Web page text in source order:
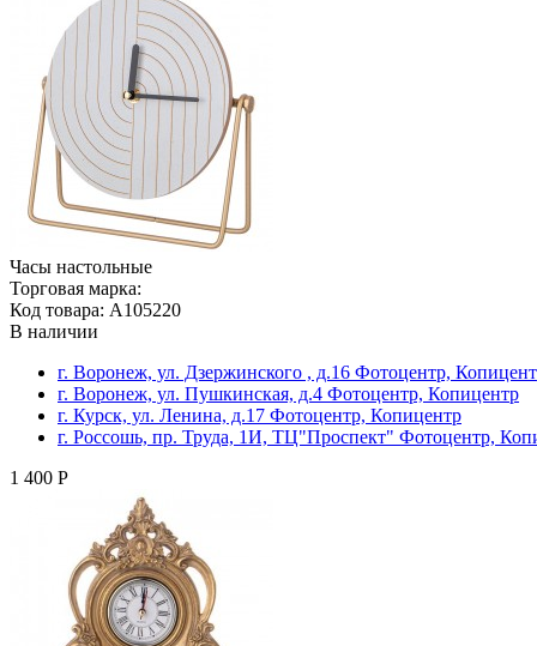
Часы настольные
Торговая марка:
Код товара: A105220
В наличии
г. Воронеж, ул. Дзержинского , д.16 Фотоцентр,
г. Воронеж, ул. Пушкинская, д.4 Фотоцентр, Копицентр
г. Курск, ул. Ленина, д.17 Фотоцентр, Копицентр
г. Россошь, пр. Труда, 1И, ТЦ"Проспект" Фотоцентр,
1 400 Р